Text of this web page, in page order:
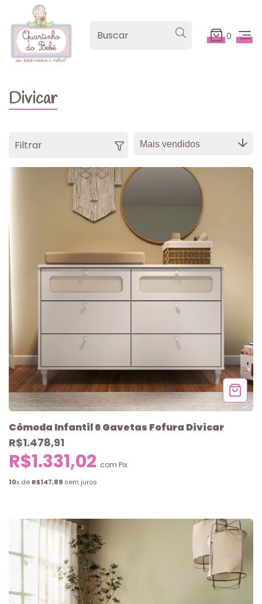
0
Divicar
Filtrar
Cômoda Infantil 6 Gavetas Fofura Divicar
R$1.478,91
R$1.331,02 com Pix
10x de R$147,89 sem juros